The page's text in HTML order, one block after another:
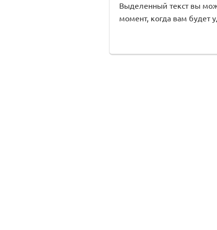
Выделенный текст вы
момент, когда вам будет